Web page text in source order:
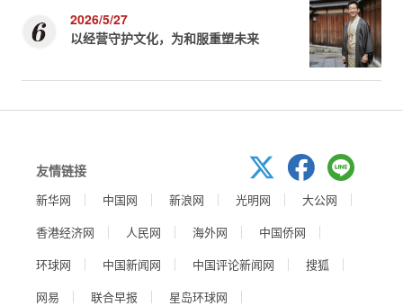
2026/5/27
以经营守护文化，为和服重塑未来
友情链接
新华网 中国网 新浪网 光明网
大公网
香港经济网
人民网 海外网
中国侨网
环球网
中国新闻网 中国评论新闻网
搜狐
网易
联合早报
星岛环球网